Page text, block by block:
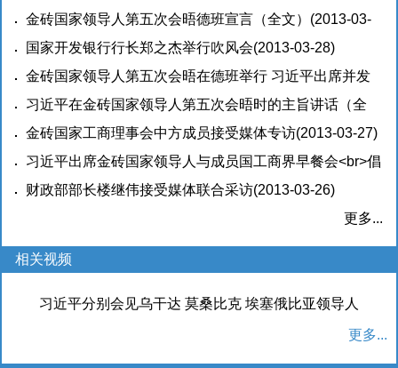
强调建设伙伴关系，共创美好未来(2013-03-28)
金砖国家领导人第五次会晤德班宣言（全文） (2013-03-
28)
国家开发银行行长郑之杰举行吹风会(2013-03-28)
金砖国家领导人第五次会晤在德班举行 习近平出席并发
表重要讲话(2013-03-27)
习近平在金砖国家领导人第五次会晤时的主旨讲话（全
文）(2013-03-27)
金砖国家工商理事会中方成员接受媒体专访(2013-03-27)
习近平出席金砖国家领导人与成员国工商界早餐会<br>倡
议政府工商界加强合作 共同推动金砖国家经济发展
财政部部长楼继伟接受媒体联合采访(2013-03-26)
更多...
相关视频
习近平分别会见乌干达 莫桑比克 埃塞俄比亚领导人
更多...